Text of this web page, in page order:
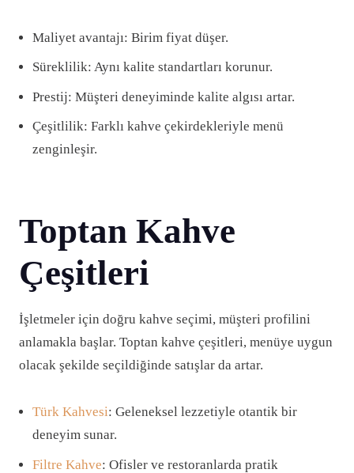
Maliyet avantajı: Birim fiyat düşer.
Süreklilik: Aynı kalite standartları korunur.
Prestij: Müşteri deneyiminde kalite algısı artar.
Çeşitlilik: Farklı kahve çekirdekleriyle menü
zenginleşir.
Toptan Kahve
Çeşitleri
İşletmeler için doğru kahve seçimi, müşteri profilini
anlamakla başlar. Toptan kahve çeşitleri, menüye uygun
olacak şekilde seçildiğinde satışlar da artar.
Türk Kahvesi: Geleneksel lezzetiyle otantik bir
deneyim sunar.
Filtre Kahve: Ofisler ve restoranlarda pratik